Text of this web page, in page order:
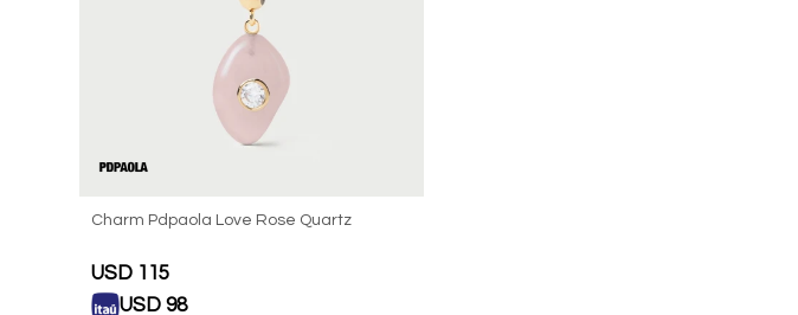
Charm Pdpaola Love Rose Quartz
USD 115
USD 98